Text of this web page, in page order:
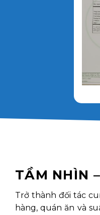
TẦM NHÌN
Trở thành đối tác
hàng, quán ăn và